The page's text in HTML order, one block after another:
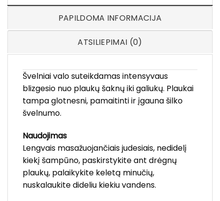
PAPILDOMA INFORMACIJA
ATSILIEPIMAI (0)
Švelniai valo suteikdamas intensyvaus
blizgesio nuo plaukų šaknų iki galiukų. Plaukai
tampa glotnesni, pamaitinti ir įgauna šilko
švelnumo.
Naudojimas
Lengvais masažuojančiais judesiais, nedidelį
kiekį šampūno, paskirstykite ant drėgnų
plaukų, palaikykite keletą minučių,
nuskalaukite dideliu kiekiu vandens.